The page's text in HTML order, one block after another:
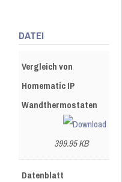
DATEI
Vergleich von
Homematic IP
Wandthermostaten
399.95 KB
Datenblatt